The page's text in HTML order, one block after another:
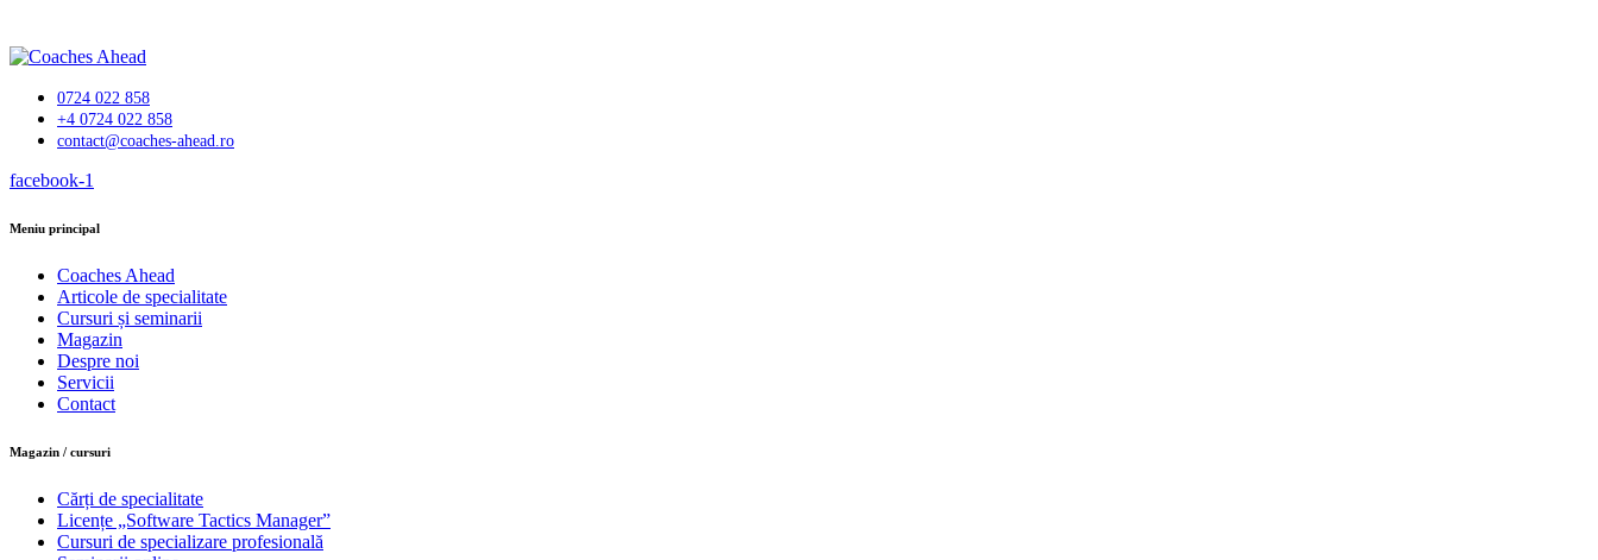
0724 022 858
+4 0724 022 858
contact@coaches-ahead.ro
facebook-1
Meniu principal
Coaches Ahead
Articole de specialitate
Cursuri și seminarii
Magazin
Despre noi
Servicii
Contact
Magazin / cursuri
Cărți de specialitate
Licențe „Software Tactics Manager”
Cursuri de specializare profesională